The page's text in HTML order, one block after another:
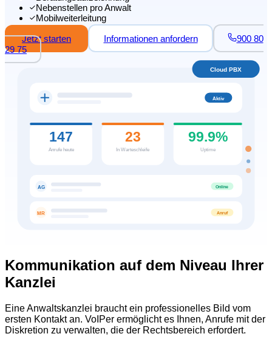
Nebenstellen pro Anwalt
Mobilweiterleitung
Jetzt starten
Informationen anfordern
900 80
29 75
Aktiv
147
Anrufe heute
23
In Warteschleife
99.9%
Uptime
AG Online
MR Anruf
Cloud PBX
Kommunikation auf dem Niveau Ihrer
Kanzlei
Eine Anwaltskanzlei braucht ein professionelles Bild vom
ersten Kontakt an. VoIPer ermöglicht es Ihnen, Anrufe mit der
Diskretion zu verwalten, die der Rechtsbereich erfordert.